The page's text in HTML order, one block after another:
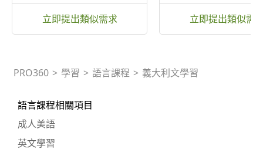
立即提出類似需求 立即提出類似需
PRO360 > 學習 > 語言課程 > 義大利文學習
語言課程相關項目
成人美語
英文學習